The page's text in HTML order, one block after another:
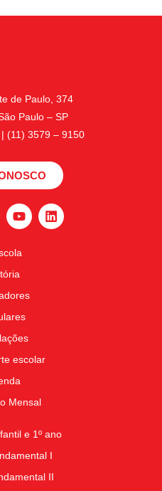
de Paulo, 374
Paulo – SP
(11) 3579 – 9150
escolar
Mensal
e 1º ano
I
II